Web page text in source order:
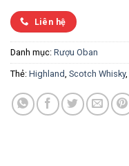
Liên hệ
Danh mục: Rượu Oban
Thẻ: Highland Scotch Whisky,